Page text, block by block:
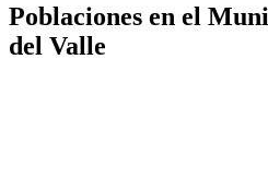
Poblaciones en el
del Valle